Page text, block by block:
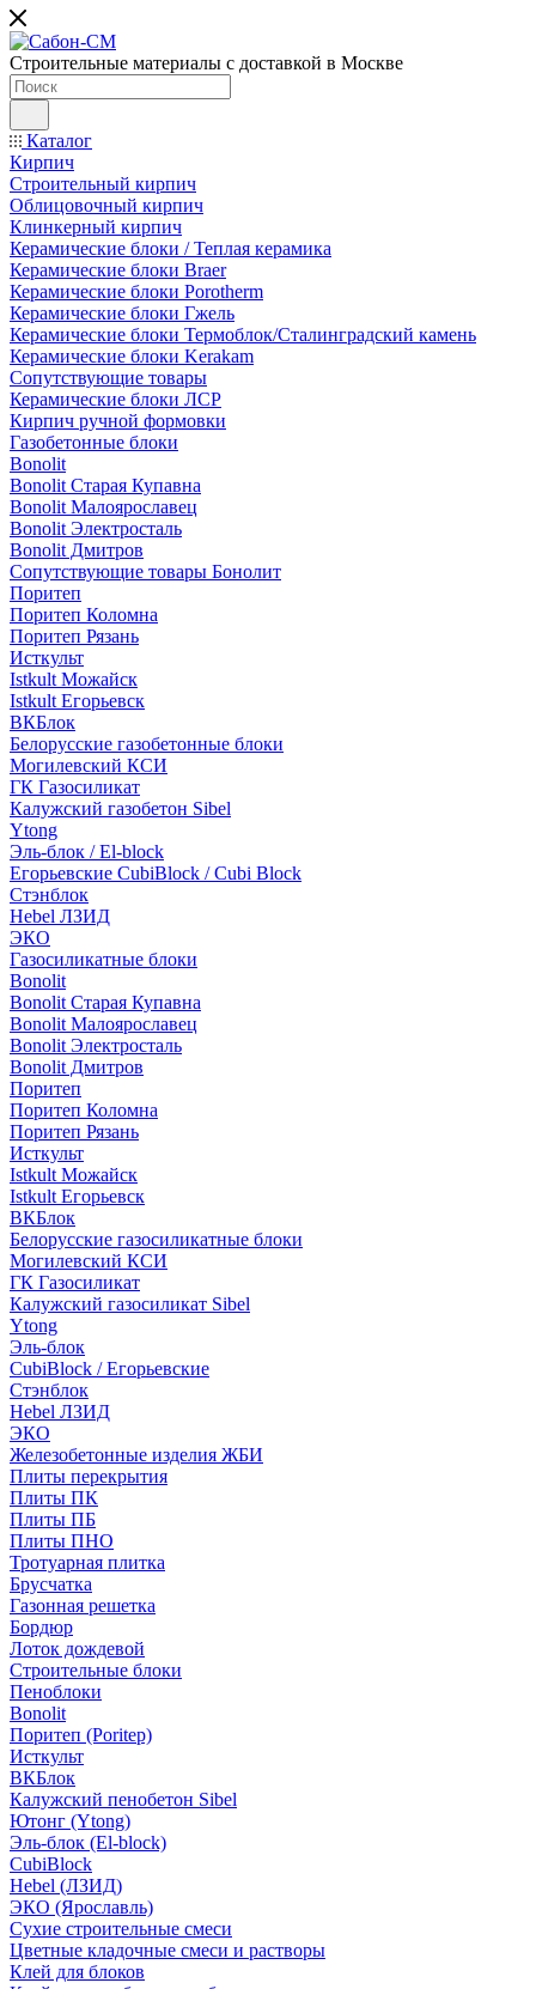
Строительные материалы с доставкой в Москве
Каталог
Кирпич
Строительный кирпич
Облицовочный кирпич
Клинкерный кирпич
Керамические блоки / Теплая керамика
Керамические блоки Braer
Керамические блоки Porotherm
Керамические блоки Гжель
Керамические блоки Термоблок/Сталинградский камень
Керамические блоки Kerakam
Сопутствующие товары
Керамические блоки ЛСР
Кирпич ручной формовки
Газобетонные блоки
Bonolit
Bonolit Старая Купавна
Bonolit Малоярославец
Bonolit Электросталь
Bonolit Дмитров
Сопутствующие товары Бонолит
Поритеп
Поритеп Коломна
Поритеп Рязань
Исткульт
Istkult Можайск
Istkult Егорьевск
ВКБлок
Белорусские газобетонные блоки
Могилевский КСИ
ГК Газосиликат
Калужский газобетон Sibel
Ytong
Эль-блок / El-block
Егорьевские CubiBlock / Cubi Block
Стэнблок
Hebel ЛЗИД
ЭКО
Газосиликатные блоки
Bonolit
Bonolit Старая Купавна
Bonolit Малоярославец
Bonolit Электросталь
Bonolit Дмитров
Поритеп
Поритеп Коломна
Поритеп Рязань
Исткульт
Istkult Можайск
Istkult Егорьевск
ВКБлок
Белорусские газосиликатные блоки
Могилевский КСИ
ГК Газосиликат
Калужский газосиликат Sibel
Ytong
Эль-блок
CubiBlock / Егорьевские
Стэнблок
Hebel ЛЗИД
ЭКО
Железобетонные изделия ЖБИ
Плиты перекрытия
Плиты ПК
Плиты ПБ
Плиты ПНО
Тротуарная плитка
Брусчатка
Газонная решетка
Бордюр
Лоток дождевой
Строительные блоки
Пеноблоки
Bonolit
Поритеп (Poritep)
Исткульт
ВКБлок
Калужский пенобетон Sibel
Ютонг (Ytong)
Эль-блок (El-block)
CubiBlock
Hebel (ЛЗИД)
ЭКО (Ярославль)
Сухие строительные смеси
Цветные кладочные смеси и растворы
Клей для блоков